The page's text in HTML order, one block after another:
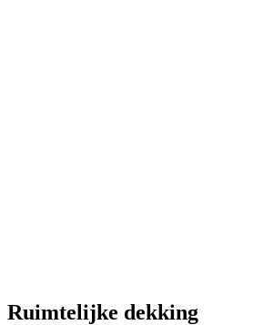
Ruimtelijke dekking